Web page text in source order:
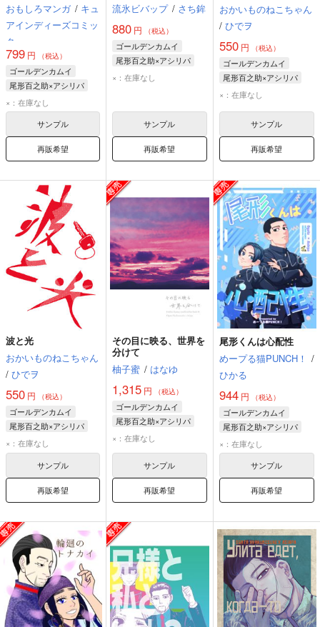
おもしろマンガ / キュ
アインディーズコミッ
ク
799 円 （税込）
ゴールデンカムイ
尾形百之助×アシリパ
尾形百之助
×：在庫なし
サンプル
再販希望
流氷ビバップ / さち鉾
880 円 （税込）
ゴールデンカムイ
尾形百之助×アシリパ
尾形百之助
×：在庫なし
サンプル
再販希望
おかいものねこちゃん
/ ひでヲ
550円 （税込）
ゴールデンカムイ
尾形百之助×アシリパ
尾形百之助
×：在庫なし
サンプル
再販希望
波と光
おかいものねこちゃん
/ ひでヲ
550 円 （税込）
ゴールデンカムイ
尾形百之助×アシリパ
尾形百之助
×：在庫なし
サンプル
再販希望
その目に映る、世界を
分けて
柚子蜜 / はなゆ
1,315 円 （税込）
ゴールデンカムイ
尾形百之助×アシリパ
尾形百之助
×：在庫なし
サンプル
再販希望
尾形くんは心配性
めープる猫PUNCH！ /
ひかる
944円 （税込）
ゴールデンカムイ
尾形百之助×アシリパ
尾形百之助
×：在庫なし
サンプル
再販希望